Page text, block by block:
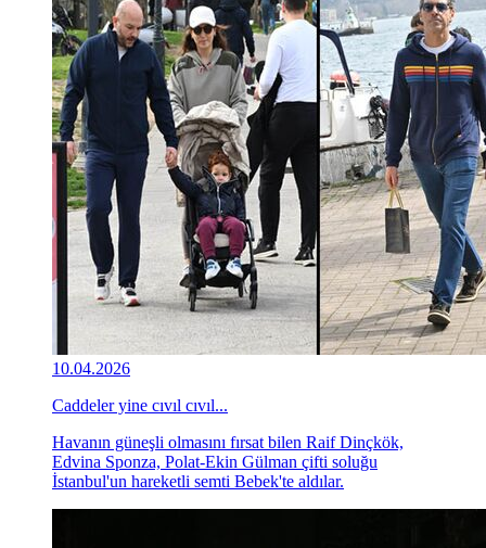
10.04.2026
Caddeler yine cıvıl cıvıl...
Havanın güneşli olmasını fırsat bilen Raif Dinçkök,
Edvina Sponza, Polat-Ekin Gülman çifti soluğu
İstanbul'un hareketli semti Bebek'te aldılar.